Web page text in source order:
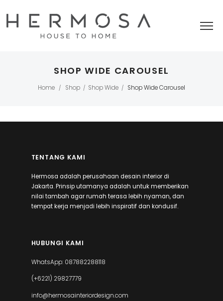
SHOP WIDE CAROUSEL
Home / Shop / Shop Wide / Shop Wide Carousel
TENTANG KAMI
Hermosa adalah perusahaan desain interior di
Jakarta. Prinsip utamanya adalah untuk memberikan
nilai tambah agar rumah terasa lebih nyaman, dan
tempat kerja menjadi lebih inspiratif dan kondusif.
HUBUNGI KAMI
WhatsApp: 087882288118
(+6221) 29827779
info@hermosainteriordesign.com